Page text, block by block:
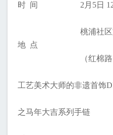
时 间 2月5日
地 点
桃浦社
（红棉
工艺美术大师的非遗首饰
之马年大吉系列手链